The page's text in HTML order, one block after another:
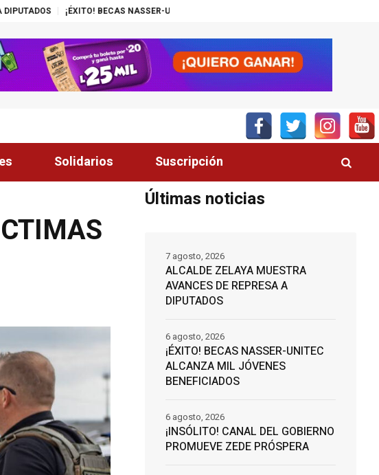
BECAS NASSER-UNITEC ALCANZA MIL JÓVENES BENEFICIADOS
Solidarios Suscripción
Últimas noticias
ALCALDE ZELAYA MUESTRA
AVANCES DE REPRESA A
DIPUTADOS
7 agosto, 2026
¡ÉXITO! BECAS NASSER-UNITEC
ALCANZA MIL JÓVENES
BENEFICIADOS
6 agosto, 2026
¡INSÓLITO! CANAL DEL GOBIERNO
PROMUEVE ZEDE PRÓSPERA
6 agosto, 2026